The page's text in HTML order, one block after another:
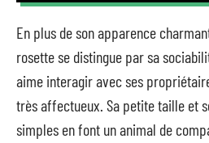
En plus de son apparence
rosette se distingue par sa
aime interagir avec ses
très affectueux. Sa petite taille et
simples en font un animal de